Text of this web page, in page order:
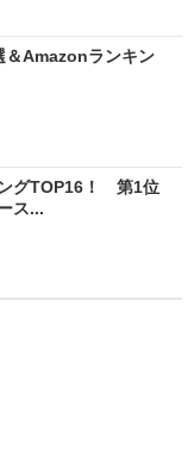
＆Amazonランキン
ングTOP16！ 第1位
ス...